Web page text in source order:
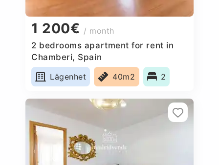
1 200€ / month
2 bedrooms apartment for rent in
Chamberi, Spain
Lägenhet
40m2 2